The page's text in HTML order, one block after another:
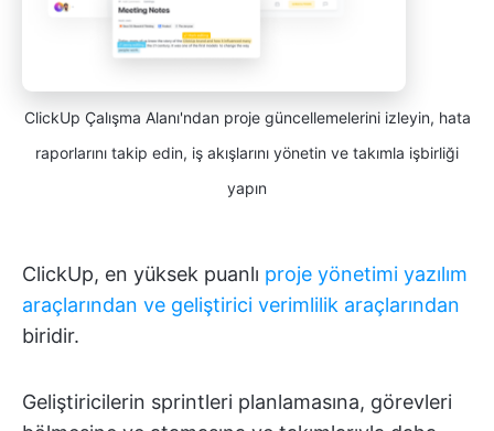
ClickUp Çalışma Alanı'ndan proje güncellemelerini izleyin, hata
raporlarını takip edin, iş akışlarını yönetin ve takımla işbirliği
yapın
ClickUp, en yüksek puanlı proje yönetimi yazılım
araçlarından ve geliştirici verimlilik araçlarından
biridir.
Geliştiricilerin sprintleri planlamasına, görevleri